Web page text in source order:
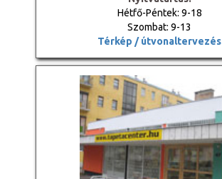
Hétfő-Péntek: 9-18
Szombat: 9-13
Térkép / útvonaltervezés